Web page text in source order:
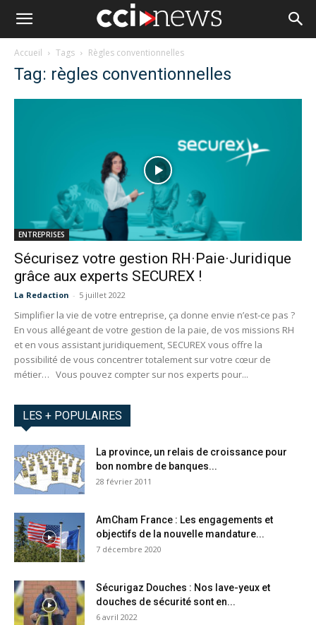
Accueil Tags Règles conventionnelles
Tag: règles conventionnelles
ENTREPRISES
Sécurisez votre gestion RH·Paie·Juridique
grâce aux experts SECUREX !
La Redaction - 5 juillet 2022
Simplifier la vie de votre entreprise, ça donne envie n’est-ce pas ?
En vous allégeant de votre gestion de la paie, de vos missions RH
et en vous assistant juridiquement, SECUREX vous offre la
possibilité de vous concentrer totalement sur votre cœur de
métier… Vous pouvez compter sur nos experts pour...
LES + POPULAIRES
La province, un relais de croissance pour
bon nombre de banques...
28 février 2011
AmCham France : Les engagements et
objectifs de la nouvelle mandature...
7 décembre 2020
Sécurigaz Douches : Nos lave-yeux et
douches de sécurité sont en...
6 avril 2022